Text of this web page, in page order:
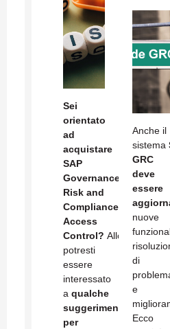
Sei
orientato
ad
acquistare
SAP
Governance
Risk and
Compliance
Access
Control? Allora
potresti
essere
interessato
a qualche
suggerimento
per
Anche il
sistema
GRC
deve
essere
nuove
di
e
Ecco